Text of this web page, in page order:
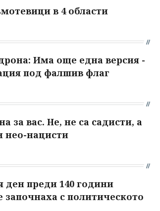
в 4 области
Има още една версия -
под фалшив флаг
за вас. Не, не са садисти, а
нео-нацисти
преди 140 години
започнаха с политическото